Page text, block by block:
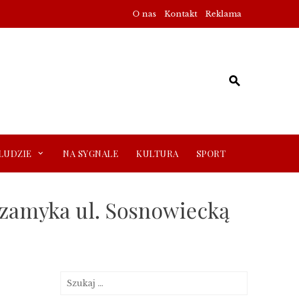
O nas Kontakt Reklama
NA SYGNALE KULTURA SPORT
ul. Sosnowiecką
Szukaj: